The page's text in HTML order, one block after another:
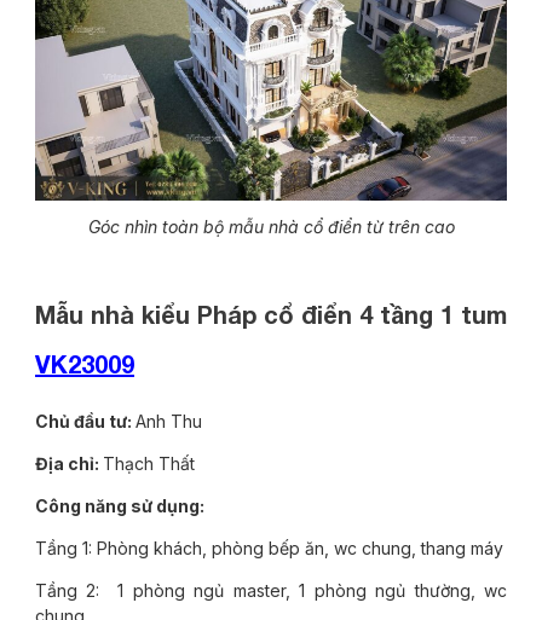
Góc nhìn toàn bộ mẫu nhà cổ điển từ trên cao
Mẫu nhà kiểu Pháp cổ điển 4 tầng 1 tum
VK23009
Chủ đầu tư: Anh Thu
Địa chỉ: Thạch Thất
Công năng sử dụng:
Tầng 1: Phòng khách, phòng bếp ăn, wc chung, thang máy
Tầng 2: 1 phòng ngủ master, 1 phòng ngủ thường, wc